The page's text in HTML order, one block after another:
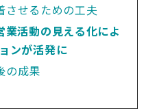
させるための工夫
活動の見える化によ
ンが活発に
の成果